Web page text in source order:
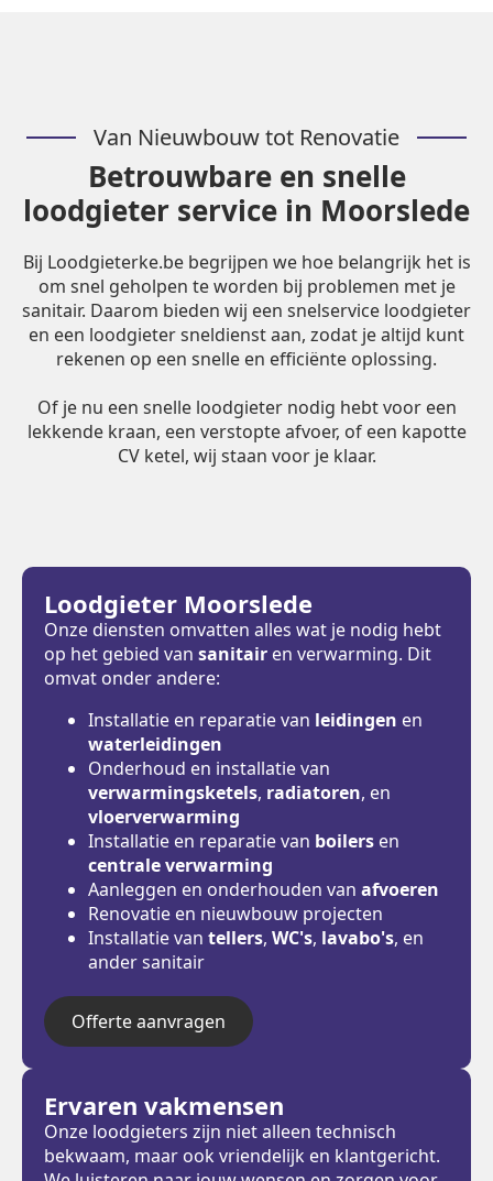
Van Nieuwbouw tot Renovatie
Betrouwbare en snelle
loodgieter service in Moorslede
Bij Loodgieterke.be begrijpen we hoe belangrijk het is
om snel geholpen te worden bij problemen met je
sanitair. Daarom bieden wij een snelservice loodgieter
en een loodgieter sneldienst aan, zodat je altijd kunt
rekenen op een snelle en efficiënte oplossing.
Of je nu een snelle loodgieter nodig hebt voor een
lekkende kraan, een verstopte afvoer, of een kapotte
CV ketel, wij staan voor je klaar.
Loodgieter Moorslede
Onze diensten omvatten alles wat je nodig hebt
op het gebied van sanitair en verwarming. Dit
omvat onder andere:
Installatie en reparatie van leidingen en
waterleidingen
Onderhoud en installatie van
verwarmingsketels, radiatoren, en
vloerverwarming
Installatie en reparatie van boilers en
centrale verwarming
Aanleggen en onderhouden van afvoeren
Renovatie en nieuwbouw projecten
Installatie van tellers, WC's, lavabo's, en
ander sanitair
Offerte aanvragen
Ervaren vakmensen
Onze loodgieters zijn niet alleen technisch
bekwaam, maar ook vriendelijk en klantgericht.